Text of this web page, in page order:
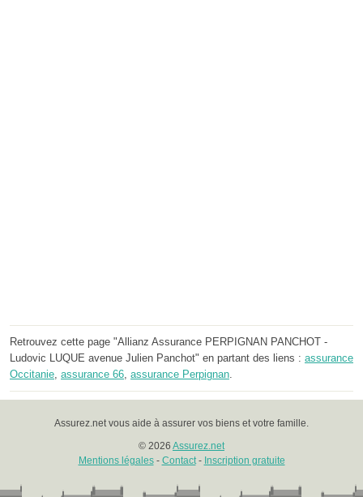
Retrouvez cette page "Allianz Assurance PERPIGNAN PANCHOT -
Ludovic LUQUE avenue Julien Panchot" en partant des liens : assurance
Occitanie, assurance 66, assurance Perpignan.
Assurez.net vous aide à assurer vos biens et votre famille.
© 2026 Assurez.net
Mentions légales- Contact- Inscription gratuite